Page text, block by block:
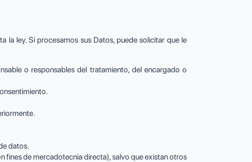
la ley. Si procesamos sus Datos, puede solicitar que le
o responsables del tratamiento, del encargado o
datos.
fines de mercadotecnia directa), salvo que existan otros